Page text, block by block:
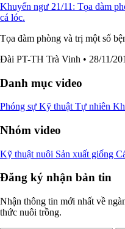
Khuyến ngư 21/11: Tọa đàm
cá lóc.
Tọa đàm phòng và trị một số
Đài PT-TH Trà Vinh • 28/11/
Danh mục video
Phóng sự Kỹ thuật Tự nhiên
Nhóm video
Kỹ thuật nuôi Sản xuất giống
Đăng ký nhận bản tin
Nhận thông tin mới nhất về
thức nuôi trồng.